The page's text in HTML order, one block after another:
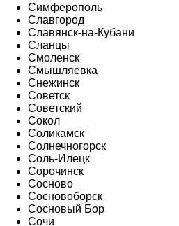
Симферополь
Славгород
Славянск-на-Кубани
Сланцы
Смоленск
Смышляевка
Снежинск
Советск
Советский
Сокол
Соликамск
Солнечногорск
Соль-Илецк
Сорочинск
Сосново
Сосновоборск
Сосновый Бор
Сочи